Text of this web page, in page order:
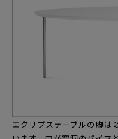
エクリプステーブルの脚